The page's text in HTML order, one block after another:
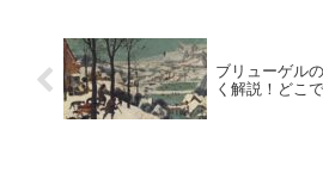
ブリューゲル
く解説！どこ